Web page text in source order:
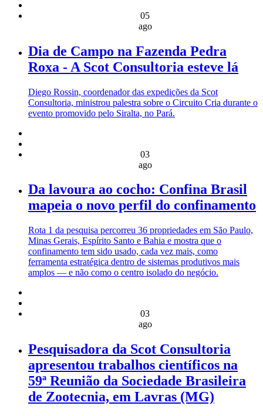
05
ago
Dia de Campo na Fazenda Pedra
Roxa - A Scot Consultoria esteve lá
Diego Rossin, coordenador das expedições da Scot
Consultoria, ministrou palestra sobre o Circuito Cria durante o
evento promovido pelo Siralta, no Pará.
03
ago
Da lavoura ao cocho: Confina Brasil
mapeia o novo perfil do confinamento
Rota 1 da pesquisa percorreu 36 propriedades em São Paulo,
Minas Gerais, Espírito Santo e Bahia e mostra que o
confinamento tem sido usado, cada vez mais, como
ferramenta estratégica dentro de sistemas produtivos mais
amplos — e não como o centro isolado do negócio.
03
ago
Pesquisadora da Scot Consultoria
apresentou trabalhos científicos na
59ª Reunião da Sociedade Brasileira
de Zootecnia, em Lavras (MG)